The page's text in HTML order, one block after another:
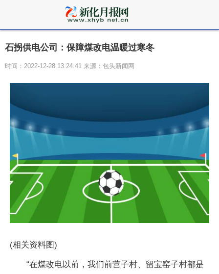
石拐供电公司：保障煤改电温暖过寒冬
时间：2022-12-28 13:24:41 来源：包头新闻网
(相关资料图)
“在煤改电以前，我们前营子村、留宝窑子村都是